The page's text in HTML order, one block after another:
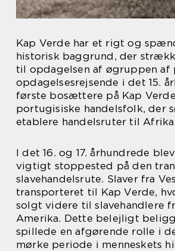
Kap Verde har et rigt og
historisk baggrund, der
til opdagelsen af øgruppen af
opdagelsesrejsende i det 15.
første bosættere på Kap
portugisiske handelsfolk, der
etablere handelsruter til
I det 16. og 17. århundrede
vigtigt stoppested på den
slavehandelsrute. Slaver fra
transporteret til Kap Verde,
solgt videre til slavehandlere
Amerika. Dette belejligt
spillede en afgørende rolle i
mørke periode i menneskets